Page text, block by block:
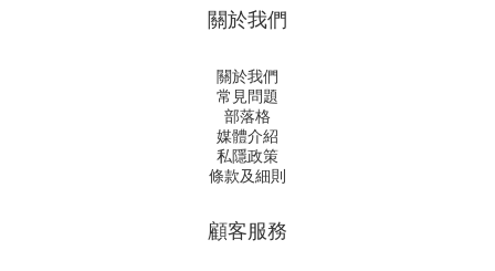
關於我們
關於我們
常見問題
部落格
媒體介紹
私隱政策
條款及細則
顧客服務